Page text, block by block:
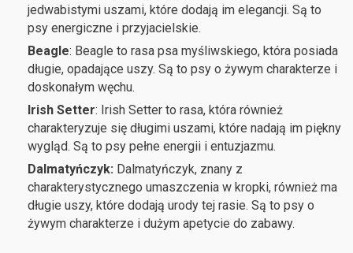
jedwabistymi uszami, które dodają im elegancji. Są to
psy energiczne i przyjacielskie.
Beagle: Beagle to rasa psa myśliwskiego, która posiada
długie, opadające uszy. Są to psy o żywym charakterze i
doskonałym węchu.
Irish Setter: Irish Setter to rasa, która również
charakteryzuje się długimi uszami, które nadają im piękny
wygląd. Są to psy pełne energii i entuzjazmu.
Dalmatyńczyk: Dalmatyńczyk, znany z
charakterystycznego umaszczenia w kropki, również ma
długie uszy, które dodają urody tej rasie. Są to psy o
żywym charakterze i dużym apetycie do zabawy.